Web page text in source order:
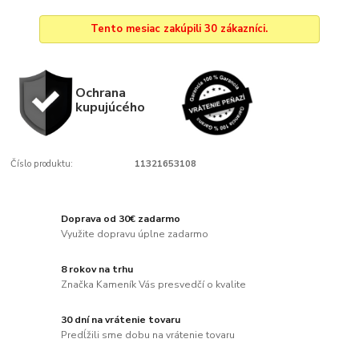
Tento mesiac zakúpili 30 zákazníci.
Ochrana
kupujúcého
Číslo produktu: 11321653108
Doprava od 30€ zadarmo
Využite dopravu úplne zadarmo
8 rokov na trhu
Značka Kameník Vás presvedčí o kvalite
30 dní na vrátenie tovaru
Predĺžili sme dobu na vrátenie tovaru